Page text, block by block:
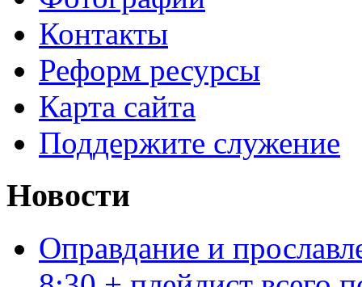
Контакты
Реформ ресурсы
Карта сайта
Поддержите служение
Новости
Оправдание и